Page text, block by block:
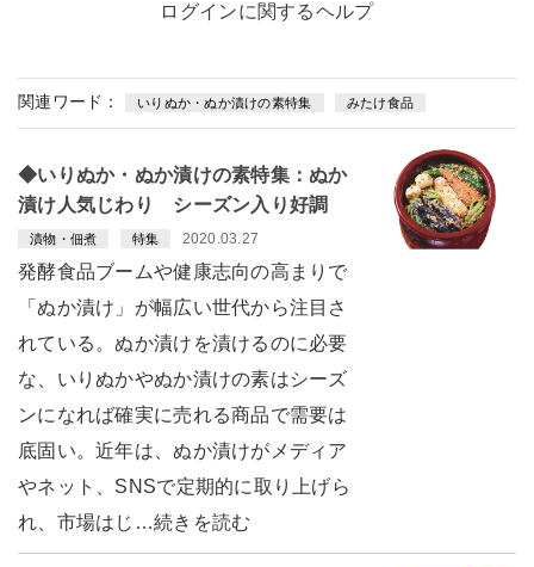
ログインに関するヘルプ
関連ワード： いりぬか・ぬか漬けの素特集 みたけ食品
◆いりぬか・ぬか漬けの素特集：ぬか
漬け人気じわり シーズン入り好調
漬物・佃煮 特集 2020.03.27
発酵食品ブームや健康志向の高まりで
「ぬか漬け」が幅広い世代から注目さ
れている。ぬか漬けを漬けるのに必要
な、いりぬかやぬか漬けの素はシーズ
ンになれば確実に売れる商品で需要は
底固い。近年は、ぬか漬けがメディア
やネット、SNSで定期的に取り上げら
れ、市場はじ…続きを読む